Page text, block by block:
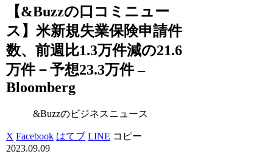
【&Buzzの口コミニュー
ス】米新規失業保険申請件
数、前週比1.3万件減の21.6
万件－予想23.3万件 –
Bloomberg
&Buzzのビジネスニュース
X Facebook はてブ LINE コピー
2023.09.09